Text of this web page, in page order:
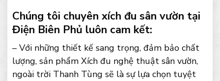
Chúng tôi chuyên xích đu sân vườn tại
Điện Biên Phủ luôn cam kết:
– Với những thiết kế sang trọng, đảm bảo chất
lượng, sản phẩm Xích đu nghệ thuật sân vườn,
ngoài trời Thanh Tùng sẽ là sự lựa chọn tuyệt